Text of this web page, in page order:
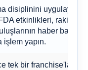
disiplinini uygulayın
etkinlikleri, rakip
haber
işlem yapın.
tek bir franchise'la